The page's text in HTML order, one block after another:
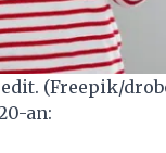
(Freepik/
an: